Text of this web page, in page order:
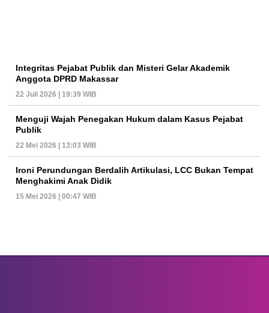
Integritas Pejabat Publik dan Misteri Gelar Akademik
Anggota DPRD Makassar
22 Juli 2026 | 19:39 WIB
Menguji Wajah Penegakan Hukum dalam Kasus Pejabat
Publik
22 Mei 2026 | 13:03 WIB
Ironi Perundungan Berdalih Artikulasi, LCC Bukan Tempat
Menghakimi Anak Didik
15 Mei 2026 | 00:47 WIB